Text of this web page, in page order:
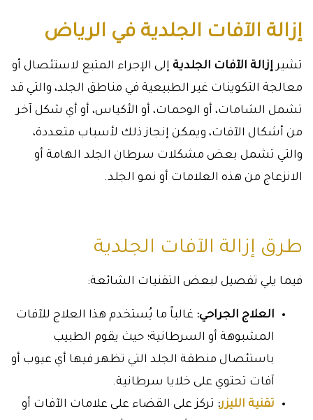
إزالة الآفات الجلدية في الرياض
تشيرإزالة الآفات الجلدية إلى الإجراء المتبع لاستئصال أو
معالجة التكوينات غير الطبيعية في مناطق الجلد، والتي قد
تشمل الشامات، أو الوحمات، أو الأكياس، أو أي شكل آخر
من أشكال الآفات، ويمكن إنجاز ذلك لأسباب متعددة،
والتي تشمل بعض مشكلات سرطان الجلد الهامة أو
الانزعاج من هذه العلامات أو نمو الجلد.
طرق إزالة الآفات الجلدية
فيما يلي تفصيل لبعض التقنيات الشائعة:
العلاج الجراحي: غالباً ما يُستخدم هذا العلاج للآفات
المشبوهة أو السرطانية؛ حيث يقوم الطبيب
باستئصال منطقة الجلد التي تظهر فيها أي عيوب أو
آفات تحتوي على خلايا سرطانية.
تقنية الليزر: تركز على القضاء على علامات الآفات أو